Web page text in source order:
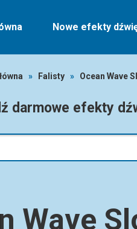
Nowe efekty
» Falisty » Ocean Wave
darmowe efekty
Wave